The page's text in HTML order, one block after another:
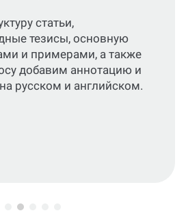
полностью
ГОСТ, с корректным
ее элементов.